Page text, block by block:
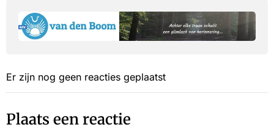
Er zijn nog geen reacties geplaatst
Plaats een reactie